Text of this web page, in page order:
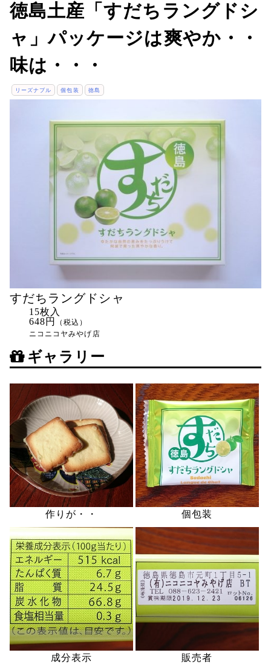
徳島土産「すだちラングドシ
ャ」パッケージは爽やか・・
味は・・・
リーズナブル 個包装 徳島
すだちラングドシャ
15枚入
648円
（税込）
ニコニコヤみやげ店
ギャラリー
作りが・・ 個包装
成分表示 販売者